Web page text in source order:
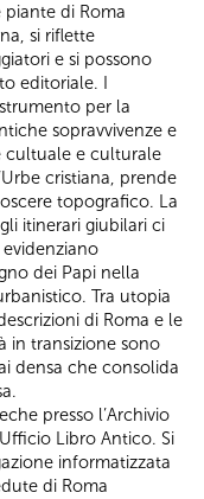
di Roma
si riflette
e si possono
editoriale. I
per la
sopravvivenze e
cultuale e culturale
cristiana, prende
topografico. La
itinerari giubilari ci
dei Papi nella
Tra utopia
di Roma e le
in transizione sono
densa che consolida
presso l’Archivio
Libro Antico. Si
informatizzata
di Roma